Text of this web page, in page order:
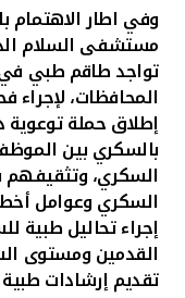
وفي اطار الاهتمام
مستشفى السلام
تواجد طاقم طبي
المحافظات،
إطلاق حملة
بالسكري بين
السكري، وتثقيفهم
السكري وعوامل
إجراء تحاليل
القدمين ومستوى
تقديم إرشادات